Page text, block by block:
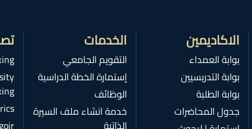
الاكاديمين
بوابة العمداء
بوابة التدريسيين
بوابة الطلبة
جدول المحاضرات
الخدمات
التقويم الجامعي
إستمارة الخطة الدراسية
الوظائف
خدمة انشاء ملف السيرة
الذاتية